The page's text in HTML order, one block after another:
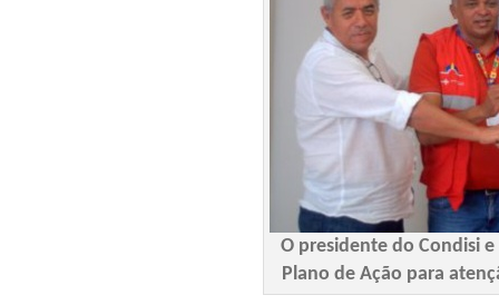
O presidente do Condisi
Plano de Ação para